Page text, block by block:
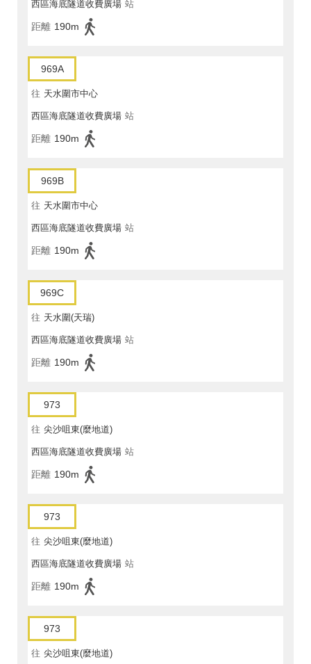
西區海底隧道收費廣場 站
距離 190m
969A
往 天水圍市中心
西區海底隧道收費廣場 站
距離 190m
969B
往 天水圍市中心
西區海底隧道收費廣場 站
距離 190m
969C
往 天水圍(天瑞)
西區海底隧道收費廣場 站
距離 190m
973
往 尖沙咀東(麼地道)
西區海底隧道收費廣場 站
距離 190m
973
往 尖沙咀東(麼地道)
西區海底隧道收費廣場 站
距離 190m
973
往 尖沙咀東(麼地道)